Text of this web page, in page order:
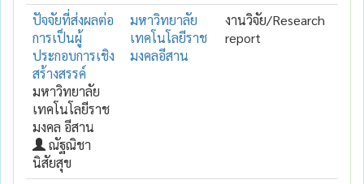
ปัจจัยที่ส่งผลต่อ
การเป็นผู้
ประกอบการเชิง
สร้างสรรค์
มหาวิทยาลัย
เทคโนโลยีราช
มงคล อีสาน
ณัฐณิชา
นิสัยสุข
มหาวิทยาลัย
เทคโนโลยีราช
มงคลอีสาน
งานวิจัย/Research
report